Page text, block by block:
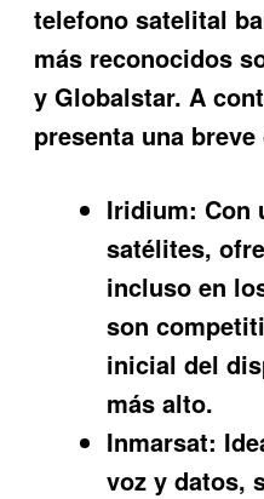
telefono satelital
más reconocidos
y Globalstar. A
presenta una
Iridium: Con
satélites,
incluso en
son
inicial del
más alto.
Inmarsat:
voz y datos,